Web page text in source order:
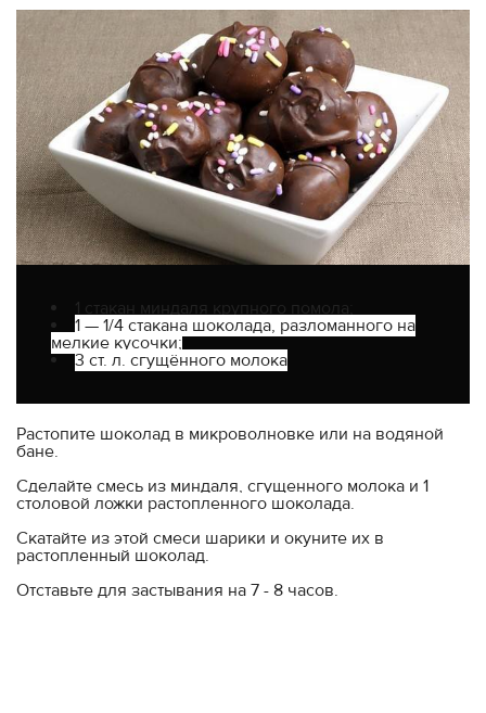
1 стакан миндаля крупного помола;
1 — 1/4 стакана шоколада, разломанного на
мелкие кусочки;
3 ст. л. сгущённого молока
Растопите шоколад в микроволновке или на водяной
бане.
Сделайте смесь из миндаля, сгущенного молока и 1
столовой ложки растопленного шоколада.
Скатайте из этой смеси шарики и окуните их в
растопленный шоколад.
Отставьте для застывания на 7 - 8 часов.